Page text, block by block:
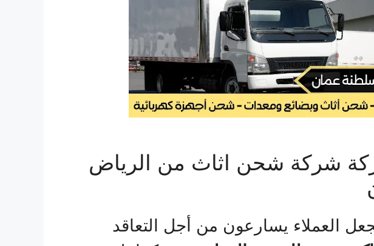
شركة شحن اثاث من الرياض
العملاء يسارعون من أجل التعاقد